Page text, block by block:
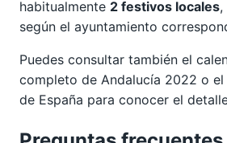
habitualmente 2 festivos locales,
según el ayuntamiento
Puedes consultar también el
completo de Andalucía 2022 o el
de España para conocer el